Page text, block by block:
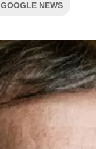
GOOGLE NEWS